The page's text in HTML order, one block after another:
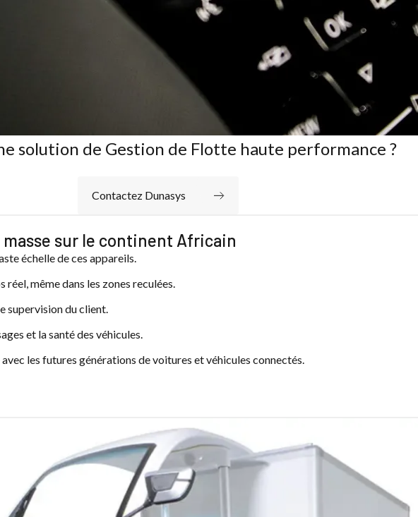
solution de Gestion de Flotte haute performance ?
Contactez Dunasys
masse sur le continent Africain
échelle de ces appareils.
même dans les zones reculées.
supervision du client.
et la santé des véhicules.
les futures générations de voitures et véhicules connectés.